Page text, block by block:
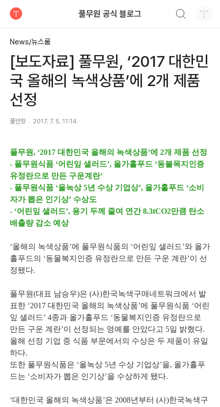
풀무원 공식 블로그
News/뉴스룸
[보도자료] 풀무원, ‘2017 대한민
국 올해의 녹색상품’에 2개 제품
선정
풀반장 2017. 7. 5. 11:14
풀무원, ‘2017 대한민국 올해의 녹색상품’에 2개 제품 선정
- 풀무원식품 ‘어린잎 샐러드’, 올가홀푸드 ‘동불목지인증
유정란으로 만든 구운계란’
- 풀무원식품 ‘올녹상 5년 수상 기업상’, 올가홀푸드 ‘소비
자가 뽑은 인기상’ 수상도
- ‘어린잎 샐러드’, 용기 두께 줄여 연간 8.3tCO2만큼 탄소
배출량 감소 예상
‘올해의 녹색상품’에 풀무원식품의 ‘어린잎 샐러드’와 올가
홀푸드의 ‘동물복지인증 유정란으로 만든 구운 계란’이 선
정됐다.
풀무원(대표 남승우)은 (사)한국녹색구매네트워크에서 발
표한 ‘2017 대한민국 올해의 녹색상품’에 풀무원식품 ‘어린
잎 샐러드’ 4종과 올가홀푸드 ‘동물복지인증 유정란으로
만든 구운 계란’이 선정되는 영예를 안았다고 5일 밝혔다.
올해 선정 기업 중 식품 부문에서의 수상은 두 제품이 유일
하다.
또한 풀무원식품은 ‘올녹상 5년 수상 기업상’을, 올가홀푸
드는 ‘소비자가 뽑은 인기상’을 수상하게 됐다.
‘대한민국 올해의 녹색상품’은 2008년부터 (사)한국녹색구